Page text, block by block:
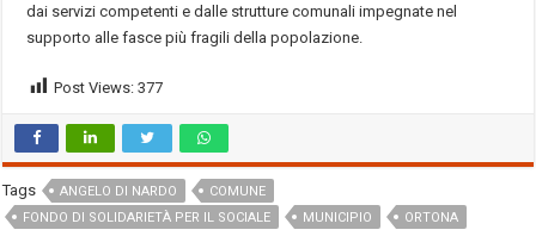
dai servizi competenti e dalle strutture comunali impegnate nel
supporto alle fasce più fragili della popolazione.
Post Views: 377
Tags ANGELO DI NARDO
COMUNE
FONDO DI SOLIDARIETÀ PER IL SOCIALE
MUNICIPIO ORTONA